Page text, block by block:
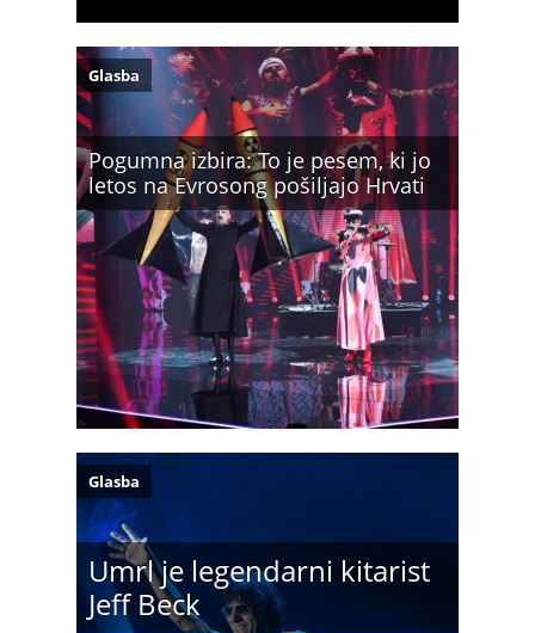
Pogumna izbira: To je pesem, ki jo
letos na Evrosong pošiljajo Hrvati
Glasba
Umrl je legendarni kitarist
Jeff Beck
Glasba